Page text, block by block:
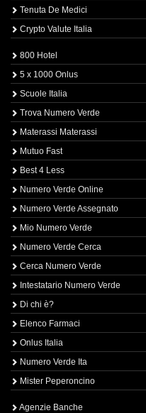
Tenuta De Medici
Crypto Valute Italia
800 Hotel
5 x 1000 Onlus
Scuole Italia
Trova Numero Verde
Materassi Materassi
Mutuo Fast
Best 4 Less
Numero Verde Online
Numero Verde Assegnato
Mio Numero Verde
Numero Verde Cerca
Cerca Numero Verde
Intestatario Numero Verde
Di chi è?
Elenco Farmaci
Onlus Italia
Numero Verde Ita
Mister Peperoncino
Agenzie Banche